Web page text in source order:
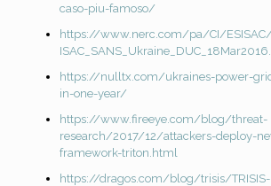
caso-piu-famoso/
https://www.nerc.com/pa/CI/
https://nulltx.com/ukraines-power-
in-one-year/
https://www.fireeye.com/blog/threat-
research/2017/12/attackers-deploy-
framework-triton.html
https://dragos.com/blog/trisis/